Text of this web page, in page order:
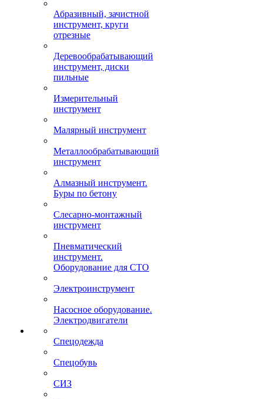
Абразивный, зачистной
инструмент, круги
отрезные
Деревообрабатывающий
инструмент, диски
пильные
Измерительный
инструмент
Малярный инструмент
Металлообрабатывающий
инструмент
Алмазный инструмент.
Буры по бетону
Слесарно-монтажный
инструмент
Пневматический
инструмент.
Оборудование для СТО
Электроинструмент
Насосное оборудование.
Электродвигатели
Спецодежда
Спецобувь
СИЗ